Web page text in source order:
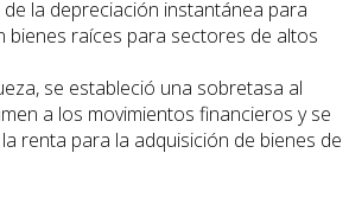
la depreciación instantánea para
bienes raíces para sectores de altos
se estableció una sobretasa al
a los movimientos financieros y se
renta para la adquisición de bienes de